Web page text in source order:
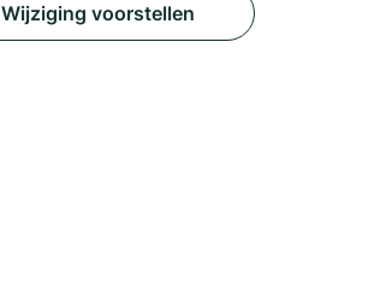
Wijziging voorstellen